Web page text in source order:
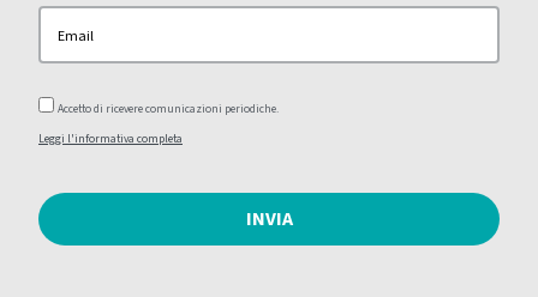
Accetto di ricevere comunicazioni periodiche.
Leggi l'informativa completa
INVIA